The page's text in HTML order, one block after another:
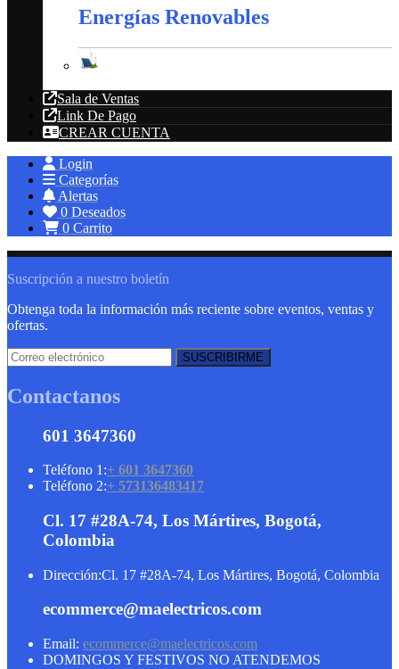
Energías Renovables
Sala de Ventas
Link De Pago
CREAR CUENTA
Login
Categorías
Alertas
0 Deseados
0 Carrito
Suscripción a nuestro boletín
Obtenga toda la información más reciente sobre eventos, ventas y
ofertas.
Contactanos
601 3647360
Teléfono 1:+ 601 3647360
Teléfono 2:+ 573136483417
Cl. 17 #28A-74, Los Mártires, Bogotá,
Colombia
Dirección:Cl. 17 #28A-74, Los Mártires, Bogotá, Colombia
ecommerce@maelectricos.com
Email: ecommerce@maelectricos.com
DOMINGOS Y FESTIVOS NO ATENDEMOS